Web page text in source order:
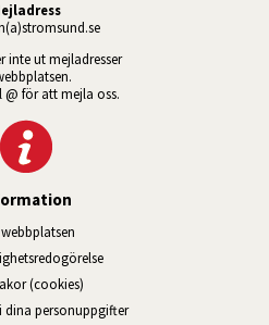
inte ut mejladresser
@ för att mejla oss.
(cookies)
dina personuppgifter